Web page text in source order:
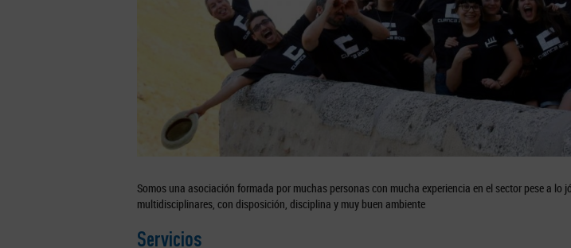
Somos una asociación formada por muchas personas con mucha experiencia en el sector pese a lo
multidisciplinares, con disposición, disciplina y muy buen ambiente
Servicios